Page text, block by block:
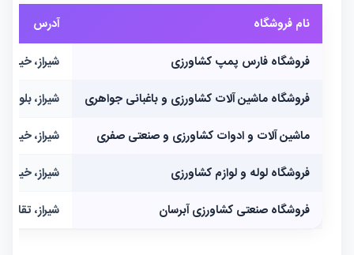
نام فروشگاه آدرس
فروشگاه فارس پمپ کشاورزی شیراز،
فروشگاه ماشین آلات کشاورزی و باغبانی جواهری شیراز،
ماشین آلات و ادوات کشاورزی و صنعتی صفری شیراز،
فروشگاه لوله و لوازم کشاورزی شیراز،
فروشگاه صنعتی کشاورزی آبرسان شیراز،